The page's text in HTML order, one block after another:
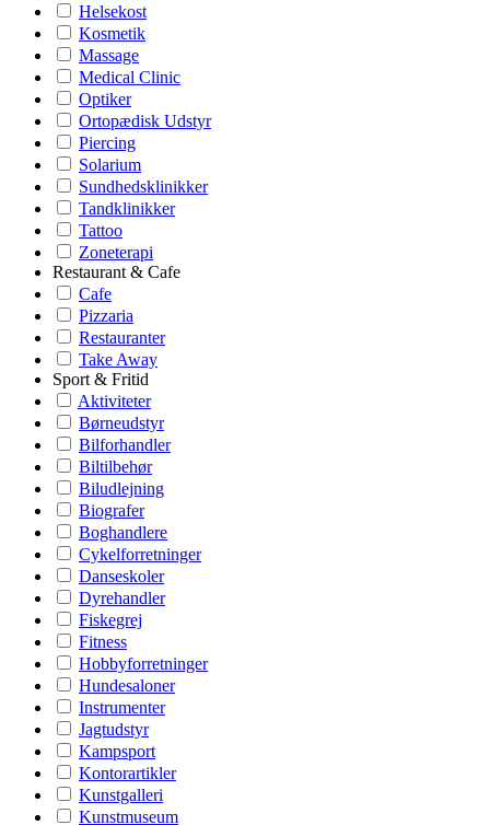
Helsekost
Kosmetik
Massage
Medical Clinic
Optiker
Ortopædisk Udstyr
Piercing
Solarium
Sundhedsklinikker
Tandklinikker
Tattoo
Zoneterapi
Restaurant & Cafe
Cafe
Pizzaria
Restauranter
Take Away
Sport & Fritid
Aktiviteter
Børneudstyr
Bilforhandler
Biltilbehør
Biludlejning
Biografer
Boghandlere
Cykelforretninger
Danseskoler
Dyrehandler
Fiskegrej
Fitness
Hobbyforretninger
Hundesaloner
Instrumenter
Jagtudstyr
Kampsport
Kontorartikler
Kunstgalleri
Kunstmuseum